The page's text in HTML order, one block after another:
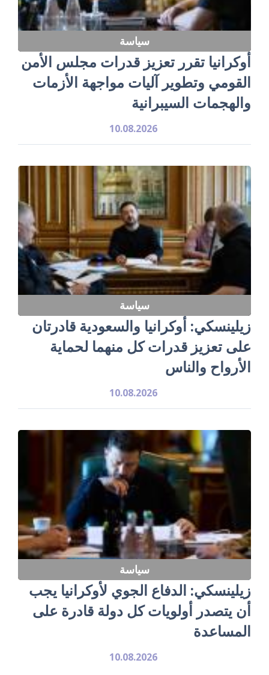
سياسة
أوكرانيا تقرر تعزيز قدرات مجلس الأمن
القومي وتطوير آليات مواجهة الأزمات
والهجمات السيبرانية
10.08.2026
سياسة
زيلينسكي: أوكرانيا والسعودية قادرتان
على تعزيز قدرات كل منهما لحماية
الأرواح والناس
10.08.2026
سياسة
زيلينسكي: الدفاع الجوي لأوكرانيا يجب
أن يتصدر أولويات كل دولة قادرة على
المساعدة
10.08.2026